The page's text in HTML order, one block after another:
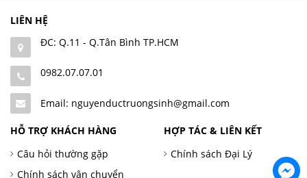
LIÊN HỆ
ĐC: Q.11 - Q.Tân Bình TP.HCM
0982.07.07.01
Email: nguyenductruongsinh@gmail.com
HỖ TRỢ KHÁCH HÀNG
Câu hỏi thường gặp
Chính sách vận chuyển
HỢP TÁC & LIÊN KẾT
Chính sách Đại Lý